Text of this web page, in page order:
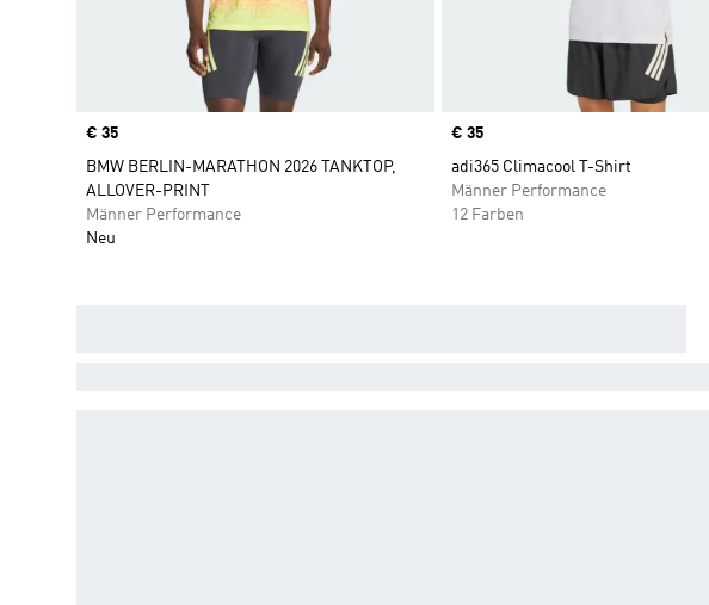
Price
€ 35
BMW BERLIN-MARATHON 2026 TANKTOP,
ALLOVER-PRINT
Männer Performance
Neu
Price
€ 35
adi365 Climacool T-Shirt
Männer Performance
12 Farben